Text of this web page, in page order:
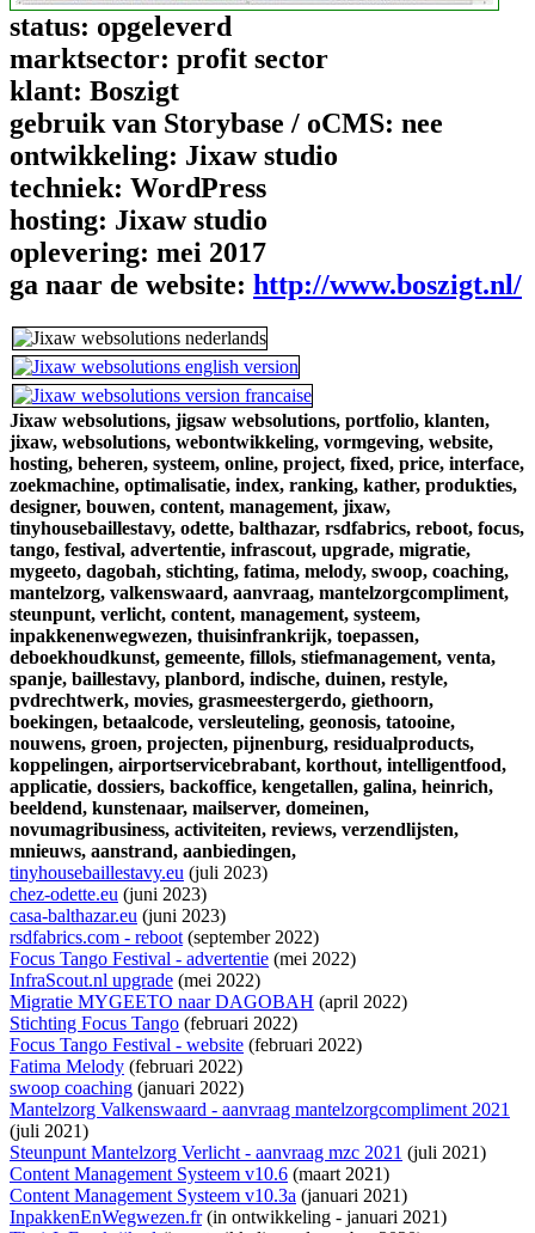
status: opgeleverd
marktsector: profit sector
klant: Boszigt
gebruik van Storybase / oCMS: nee
ontwikkeling: Jixaw studio
techniek: WordPress
hosting: Jixaw studio
oplevering: mei 2017
ga naar de website: http://www.boszigt.nl/
Jixaw websolutions, jigsaw websolutions, portfolio, klanten,
jixaw, websolutions, webontwikkeling, vormgeving, website,
hosting, beheren, systeem, online, project, fixed, price, interface,
zoekmachine, optimalisatie, index, ranking, kather, produkties,
designer, bouwen, content, management, jixaw,
tinyhousebaillestavy, odette, balthazar, rsdfabrics, reboot, focus,
tango, festival, advertentie, infrascout, upgrade, migratie,
mygeeto, dagobah, stichting, fatima, melody, swoop, coaching,
mantelzorg, valkenswaard, aanvraag, mantelzorgcompliment,
steunpunt, verlicht, content, management, systeem,
inpakkenenwegwezen, thuisinfrankrijk, toepassen,
deboekhoudkunst, gemeente, fillols, stiefmanagement, venta,
spanje, baillestavy, planbord, indische, duinen, restyle,
pvdrechtwerk, movies, grasmeestergerdo, giethoorn,
boekingen, betaalcode, versleuteling, geonosis, tatooine,
nouwens, groen, projecten, pijnenburg, residualproducts,
koppelingen, airportservicebrabant, korthout, intelligentfood,
applicatie, dossiers, backoffice, kengetallen, galina, heinrich,
beeldend, kunstenaar, mailserver, domeinen,
novumagribusiness, activiteiten, reviews, verzendlijsten,
mnieuws, aanstrand, aanbiedingen,
tinyhousebaillestavy.eu (juli 2023)
chez-odette.eu (juni 2023)
casa-balthazar.eu (juni 2023)
rsdfabrics.com - reboot(september 2022)
Focus Tango Festival - advertentie (mei 2022)
InfraScout.nl upgrade (mei 2022)
Migratie MYGEETO naar DAGOBAH (april 2022)
Stichting Focus Tango (februari 2022)
Focus Tango Festival - website (februari 2022)
Fatima Melody (februari 2022)
swoop coaching (januari 2022)
Mantelzorg Valkenswaard - aanvraag mantelzorgcompliment 2021
(juli 2021)
Steunpunt Mantelzorg Verlicht - aanvraag mzc 2021 (juli 2021)
Content Management Systeem v10.6 (maart 2021)
Content Management Systeem v10.3a (januari 2021)
InpakkenEnWegwezen.fr(in ontwikkeling - januari 2021)